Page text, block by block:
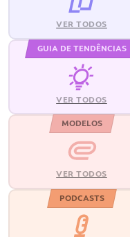
VER TODOS
GUIA DE TENDÊNCIAS
VER TODOS
MODELOS
VER TODOS
PODCASTS